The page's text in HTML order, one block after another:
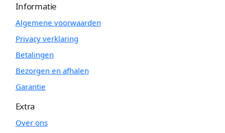
Informatie
Algemene voorwaarden
Privacy verklaring
Betalingen
Bezorgen en afhalen
Garantie
Extra
Over ons